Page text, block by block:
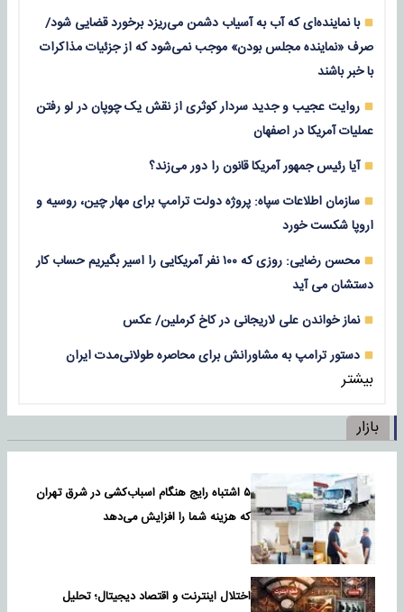
با نماینده‌ای که آب به آسیاب دشمن می‌ریزد برخورد قضایی شود/
صرف «نماینده مجلس بودن» موجب نمی‌شود که از جزئیات مذاکرات
با خبر باشند
روایت عجیب و جدید سردار کوثری از نقش یک چوپان در لو رفتن
عملیات آمریکا در اصفهان
آیا رئیس جمهور آمریکا قانون را دور می‌زند؟
سازمان اطلاعات سپاه: پروژه دولت ترامپ برای مهار چین، روسیه و
اروپا شکست خورد
محسن رضایی: روزی که ۱۰۰ نفر آمریکایی را اسیر بگیریم حساب کار
دستشان می آید
نماز خواندن علی لاریجانی در کاخ کرملین/ عکس
دستور ترامپ به مشاورانش برای محاصره طولانی‌مدت ایران
بیشتر
بازار
۵ اشتباه رایج هنگام اسباب‌کشی در شرق تهران
که هزینه شما را افزایش می‌دهد
اختلال اینترنت و اقتصاد دیجیتال؛ تحلیل